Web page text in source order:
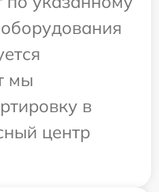
мы
в
центр